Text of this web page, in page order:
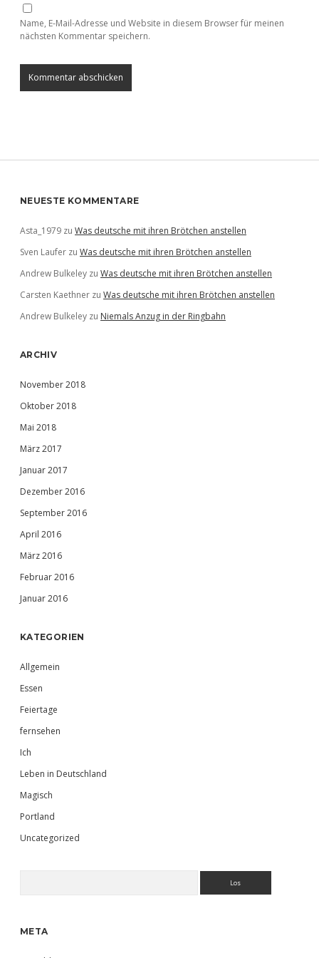
Name, E-Mail-Adresse und Website in diesem Browser für meinen
nächsten Kommentar speichern.
Sidebar
NEUESTE KOMMENTARE
Asta_1979 zu Was deutsche mit ihren Brötchen anstellen
Sven Laufer zu Was deutsche mit ihren Brötchen anstellen
Andrew Bulkeley zu Was deutsche mit ihren Brötchen anstellen
Carsten Kaethner zu Was deutsche mit ihren Brötchen anstellen
Andrew Bulkeley zu Niemals Anzug in der Ringbahn
ARCHIV
November 2018
Oktober 2018
Mai 2018
März 2017
Januar 2017
Dezember 2016
September 2016
April 2016
März 2016
Februar 2016
Januar 2016
KATEGORIEN
Allgemein
Essen
Feiertage
fernsehen
Ich
Leben in Deutschland
Magisch
Portland
Uncategorized
META